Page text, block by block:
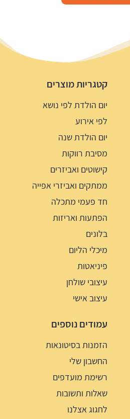
קטגריות מוצרים
יום הולדת לפי נושא
לפי אירוע
יום הולדת שנה
מסיבת רווקות
קישוטים ואביזרים
ממתקים ואביזרי אפייה
חד פעמי מתכלה
הפתעות ואריזות
בלונים
מיכלי הליום
פיניאטות
עיצובי שולחן
עיצוב אישי
עמודים נוספים
הזמנות בסיטונאות
החשבון שלי
רשימת מועדפים
שאלות ותשובות
לחגוג אצלנו